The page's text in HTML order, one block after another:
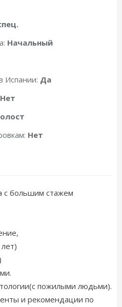
Начальный
Испании: Да
Нет
Нет
с большим стажем
пожилыми людьми).
и рекомендации по